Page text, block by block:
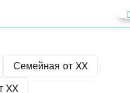
Семейная от XX
XX